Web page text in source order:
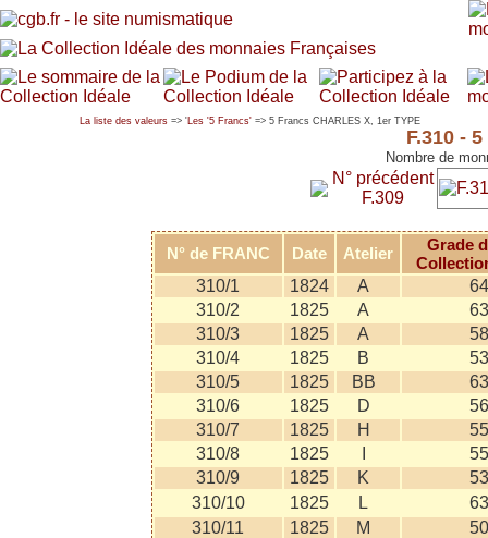
La liste des valeurs => 'Les '5 Francs' => 5 Francs CHARLES X, 1er TYPE
F.310 -
Nombre de
N° précédent
F.309
N° de FRANC Date Atelier
Grade
310/1
1824 A
64
310/2
1825 A
63
310/3
1825 A
58
310/4
1825 B
53
310/5
1825 BB
63
310/6
1825 D
56
310/7
1825 H
55
310/8
1825
55
310/9
1825 K
53
310/10
1825 L
63
310/11
1825 M
50